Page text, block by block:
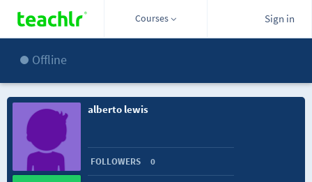
Courses Sign in
Offline
alberto lewis
FOLLOWERS 0